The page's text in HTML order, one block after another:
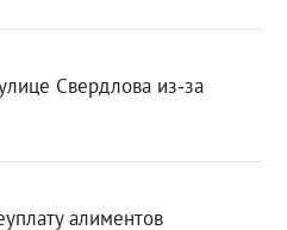
Свердлова из‑за
алиментов